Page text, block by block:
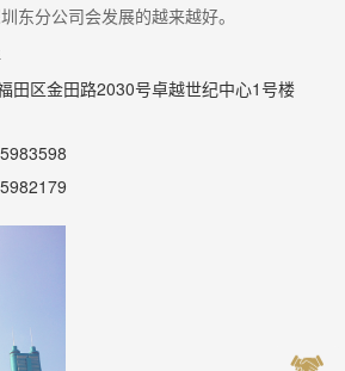
东分公司会发展的越来越好。
田区金田路2030号卓越世纪中心1号楼